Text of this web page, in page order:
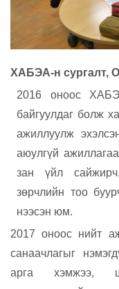
ХАБЭА-н сургалт,
2016 оноос
байгуулдаг болж
ажиллуулж
аюулгүй
зан үйл
зөрчлийн тоо
нээсэн юм.
2017 оноос нийт
санаачлагыг
арга хэмжээ,